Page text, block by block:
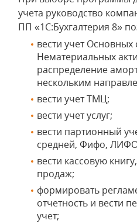
учета руководство
ПП «1С:Бухгалтерия 8»
вести учет Основных
Нематериальных
распределение
нескольким
вести учет ТМЦ;
вести учет услуг;
вести партионный
средней, Фифо,
вести кассовую
продаж;
формировать
отчетность и вести
учет;